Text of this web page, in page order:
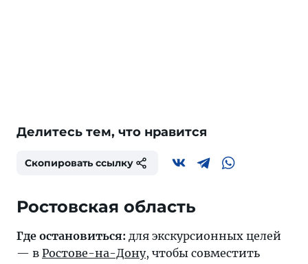
Делитесь тем, что нравится
Скопировать ссылку
Ростовская область
Где остановиться: для экскурсионных целей
— в Ростове-на-Дону, чтобы совместить